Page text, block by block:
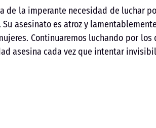
la imperante necesidad de luchar
asesinato es atroz y
Continuaremos luchando por los
asesina cada vez que intentar